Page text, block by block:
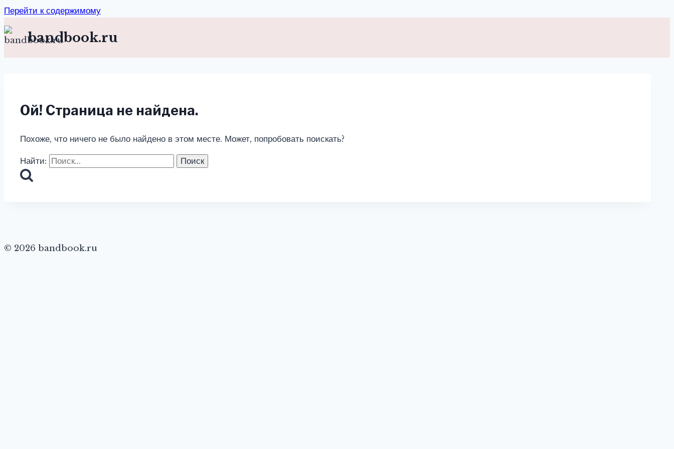
Перейти к содержимому
bandbook.ru
Ой! Страница не найдена.
Похоже, что ничего не было найдено в этом месте. Может, попробовать поискать?
Найти:
© 2026 bandbook.ru